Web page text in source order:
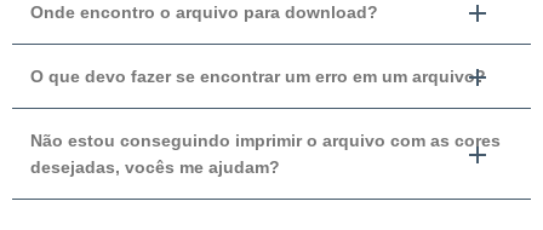
Onde encontro o arquivo para download?
O que devo fazer se encontrar um erro em um arquivo?
Não estou conseguindo imprimir o arquivo com as cores
desejadas, vocês me ajudam?